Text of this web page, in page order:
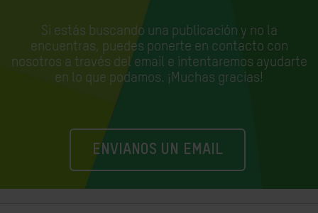
Si estás buscando una publicación y no la
encuentras, puedes ponerte en contacto con
nosotros a través del email e intentaremos ayudarte
en lo que podamos. ¡Muchas gracias!
ENVIANOS UN EMAIL